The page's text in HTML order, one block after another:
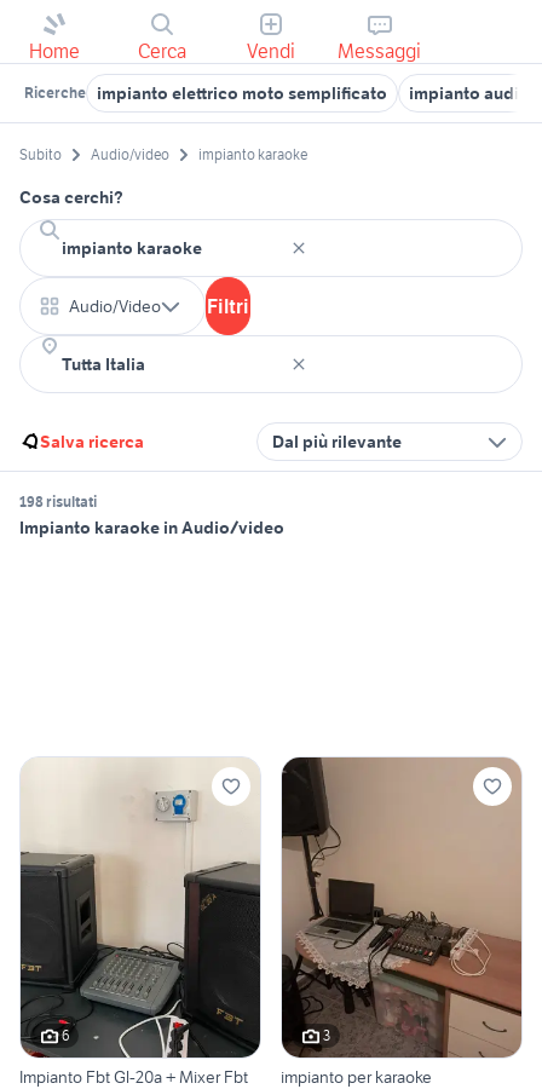
Home Cerca Vendi Messaggi
Ricerche impianto elettrico moto semplificato impianto audio
Subito Audio/video impianto karaoke
Cosa cerchi?
Audio/Video Filtri
Salva ricerca Dal più rilevante
198 risultati
Impianto karaoke in Audio/video
6
Impianto Fbt Gl-20a + Mixer Fbt
3
impianto per karaoke